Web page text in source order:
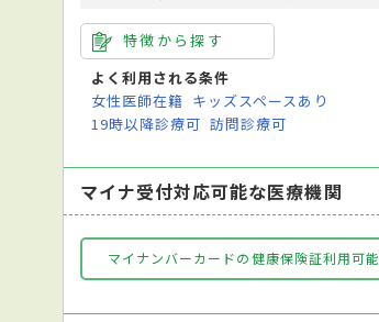
特徴から探す
よく利用される条件
女性医師在籍 キッズスペースあり
19時以降診療可 訪問診療可
マイナ受付対応可能な医療機関
マイナンバーカードの健康保険証利用可能